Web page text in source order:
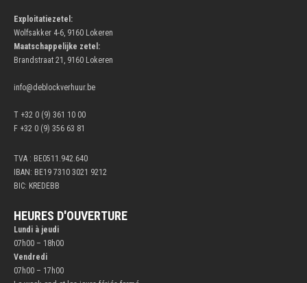
Exploitatiezetel:
Wolfsakker 4-6, 9160 Lokeren
Maatschappelijke zetel:
Brandstraat 21, 9160 Lokeren
info@deblockverhuur.be
T +32 0 (9) 361 10 00
F +32 0 (9) 356 63 81
TVA : BE0511.942.640
IBAN: BE19 7310 3021 9212
BIC: KREDEBB
HEURES D'OUVERTURE
Lundi à jeudi
07h00 – 18h00
Vendredi
07h00 – 17h00